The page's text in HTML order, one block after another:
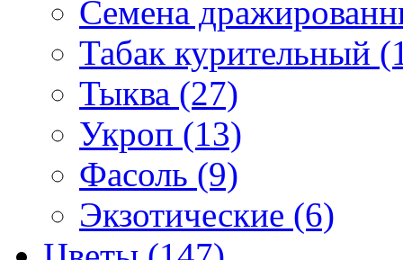
Семена
Табак курительный
Тыква (27)
Укроп (13)
Фасоль (9)
Экзотические (6)